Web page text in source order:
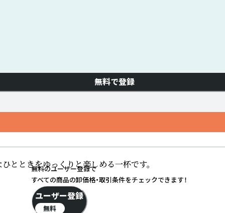
無料で登録
とときをゆっくりと楽しめる一杯です。
無料のユーザー登録で
すべての商品の卸価格・取引条件をチェックできます！
ユーザー登録
無料